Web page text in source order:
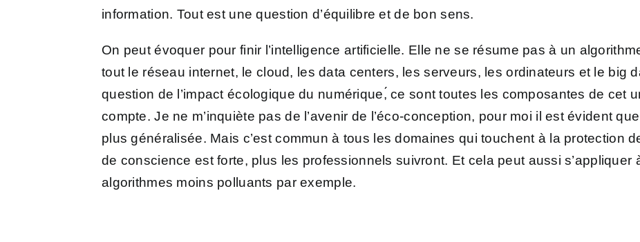
information. Tout est une question d’équilibre et de bon sens.
On peut évoquer pour finir l’intelligence artificielle. Elle ne se résume pas à un
tout le réseau internet, le cloud, les data centers, les serveurs, les ordinateurs et le big
question de l’impact écologique du numérique,́ ce sont toutes les composantes de cet
compte. Je ne m’inquiète pas de l’avenir de l’éco-conception, pour moi il est évident
plus généralisée. Mais c’est commun à tous les domaines qui touchent à la protection
de conscience est forte, plus les professionnels suivront. Et cela peut aussi s’appliquer
algorithmes moins polluants par exemple.